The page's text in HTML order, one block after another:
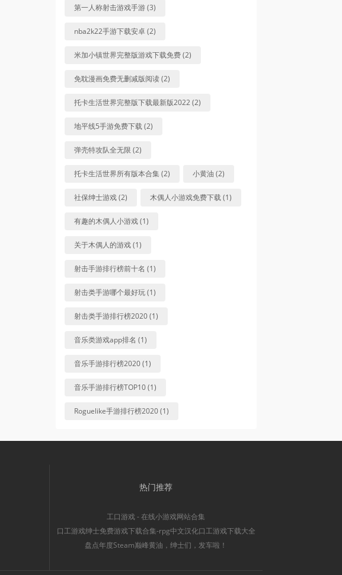
第一人称射击游戏手游 (3)
nba2k22手游下载安卓 (2)
米加小镇世界完整版游戏下载免费 (2)
免耽漫画免费无删减版阅读 (2)
托卡生活世界完整版下载最新版2022 (2)
地平线5手游免费下载 (2)
弹壳特攻队全无限 (2)
托卡生活世界所有版本合集 (2) 小黄油 (2)
社保绅士游戏 (2) 木偶人小游戏免费下载 (1)
有趣的木偶人小游戏 (1)
关于木偶人的游戏 (1)
射击手游排行榜前十名 (1)
射击类手游哪个最好玩 (1)
射击类手游排行榜2020 (1)
音乐类游戏app排名 (1)
音乐手游排行榜2020 (1)
音乐手游排行榜TOP10 (1)
Roguelike手游排行榜2020 (1)
热门推荐
工口游戏 - 在线小游戏网站合集
口工游戏绅士免费游戏下载合集-rpg中文汉化口工游戏下载大全
盘点年度Steam巅峰黄油，绅士们，发车啦！